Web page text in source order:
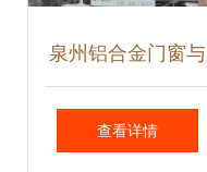
泉州铝合金门窗与
空调设备的协同应
查看详情